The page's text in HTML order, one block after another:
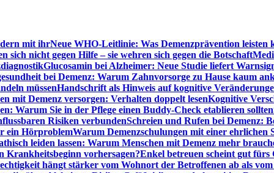
mit ihrNeue WHO-Leitlinie: Was Demenzprävention leisten
sich nicht gegen Hilfe – sie wehren sich gegen die Botschaft
Glucosamin bei Alzheimer: Neue Studie liefert
bei Demenz: Warum Zahnvorsorge zu Hause kaum
müssenHandschrift als Hinweis auf kognitive
mit Demenz versorgen: Verhalten doppelt lesenKognitive
Warum Sie in der Pflege einen Buddy-Check etablieren sollten
Risiken verbundenSchreien und Rufen bei Demenz:
ein HörproblemWarum Demenzschulungen mit einer ehrlichen
leiden lassen: Warum Menschen mit Demenz mehr
Krankheitsbeginn vorhersagen?Enkel betreuen scheint gut fürs
hängt stärker vom Wohnort der Betroffenen ab als vom